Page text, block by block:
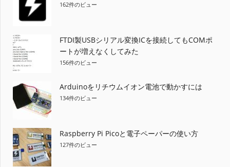
162件のビュー
FTDI製USBシリアル変換ICを接続してもCOMポ
ートが増えなくしてみた
156件のビュー
Arduinoをリチウムイオン電池で動かすには
134件のビュー
Raspberry Pi Picoと電子ペーパーの使い方
127件のビュー